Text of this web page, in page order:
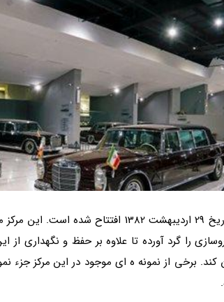
مرکز خودروهای تاریخی ایران در تاریخ 29
را گرد آورده تا علاوه بر حفظ و نگهداری از این
کند. برخی از نمونه ه ای موجود در این مرکز